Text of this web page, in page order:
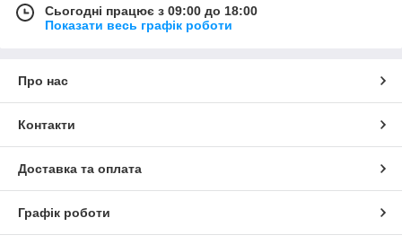
Сьогодні працює з 09:00 до 18:00
Показати весь графік роботи
Про нас
Контакти
Доставка та оплата
Графік роботи